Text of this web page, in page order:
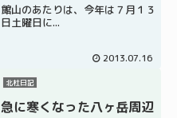
館山のあたりは、今年は７月１３
日土曜日に...
2013.07.16
北杜日記
急に寒くなった八ヶ岳周辺